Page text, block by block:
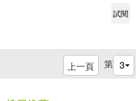
試閱
上一頁 第